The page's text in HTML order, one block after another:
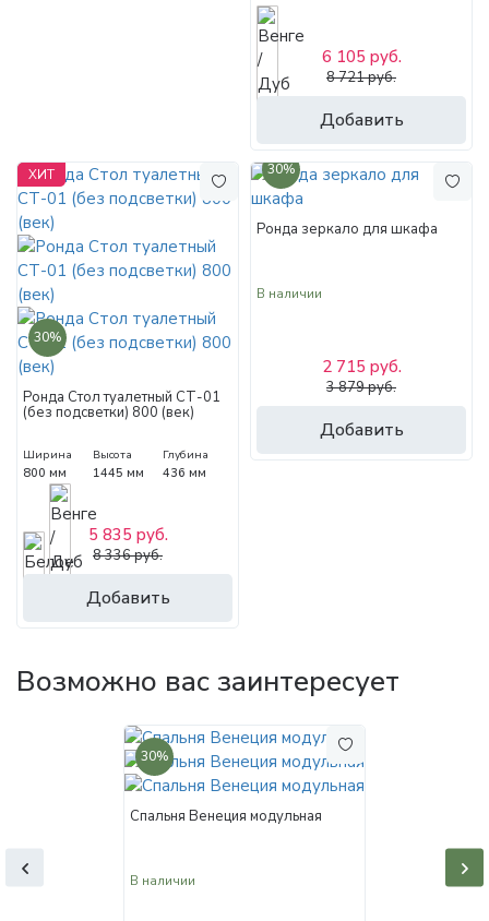
Добавить
6 105 руб.
8 721 руб.
ХИТ
30%
Ронда Стол туалетный СТ-01
(без подсветки) 800 (век)
Ширина
800 мм
Высота
1445 мм
Глубина
436 мм
Добавить
5 835 руб.
8 336 руб.
30%
Ронда зеркало для шкафа
В наличии
Добавить
2 715 руб.
3 879 руб.
Возможно вас заинтересует
30%
Спальня Венеция модульная
В наличии